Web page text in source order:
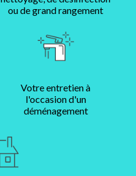
ou de grand rangement
Votre entretien à
l'occasion d'un
déménagement